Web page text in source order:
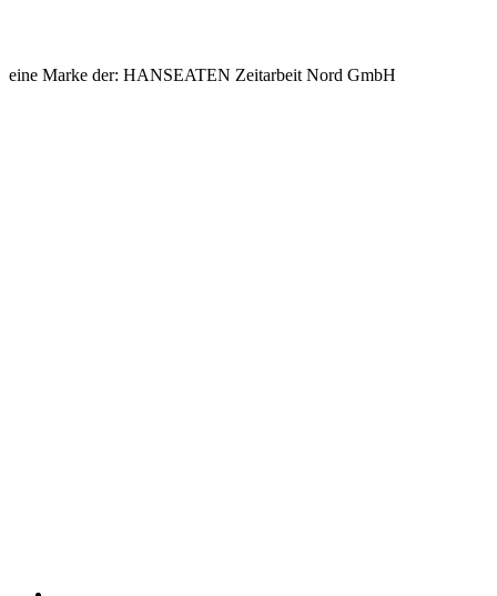
eine Marke der: HANSEATEN Zeitarbeit Nord GmbH